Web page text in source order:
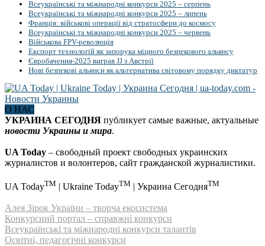
Всеукраїнські та міжнародні конкурси 2025 – серпень
Всеукраїнські та міжнародні конкурси 2025 – липень
Франція: військові операції від стратосфери до космосу
Всеукраїнські та міжнародні конкурси 2025 – червень
Військова FPV-революція
Експорт технологій як запорука міцного безпекового альянсу
Євробачення-2025 виграв JJ з Австрії
Нові безпекові альянси як альтернатива світовому порядку диктатур
О НАС
УКРАИНА СЕГОДНЯ публикует самые важные, актуальные
новости Украины и мира.
UA Today – свободный проект свободных украинских
журналистов и волонтеров, сайт гражданской журналистики.
UA TodayTM | Ukraine TodayTM | Украина СегодняTM
Алея Зірок України – творча екосистема
Конкурсний портал – справжні конкурси
Всеукраїнські та міжнародні конкурси талантів
Освітні, педагогічні конкурси